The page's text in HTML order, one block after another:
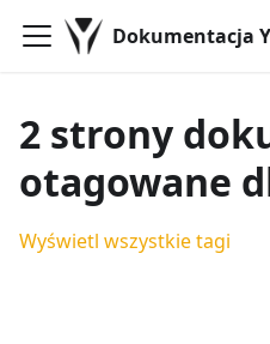
Dokumentacja
2 strony
otagowane
Wyświetl wszystkie tagi